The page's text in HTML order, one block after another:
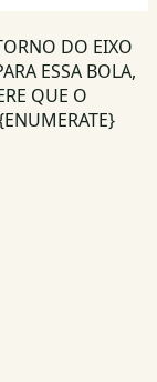
DO EIXO
ESSA BOLA,
QUE O